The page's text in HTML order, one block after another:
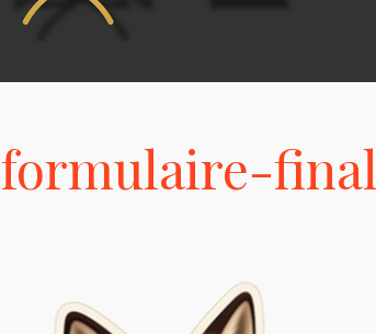
formulaire-final